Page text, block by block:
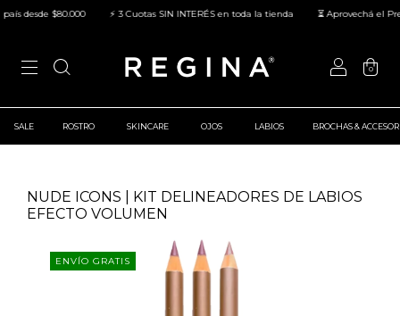
desde $80.000 ⚡ 3 Cuotas SIN INTERÉS en toda la tienda ⏳ Aprovechá el
0
SALE ROSTRO SKINCARE OJOS LABIOS BROCHAS &
NUDE ICONS | KIT DELINEADORES DE LABIOS
EFECTO VOLUMEN
ENVÍO GRATIS